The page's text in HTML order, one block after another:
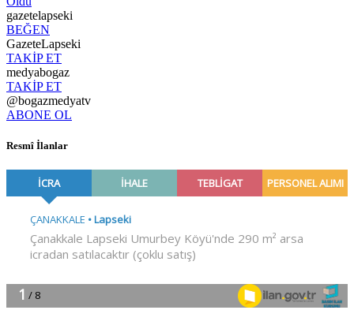
gazetelapseki
BEĞEN
GazeteLapseki
TAKİP ET
medyabogaz
TAKİP ET
@bogazmedyatv
ABONE OL
Resmî İlanlar